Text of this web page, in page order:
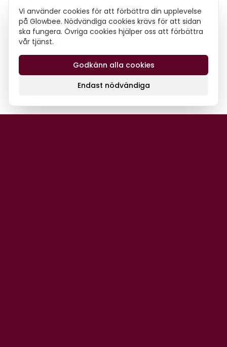
Vi använder cookies för att förbättra din upplevelse
på Glowbee. Nödvändiga cookies krävs för att sidan
ska fungera. Övriga cookies hjälper oss att förbättra
vår tjänst.
Endast nödvändiga
Godkänn alla cookies